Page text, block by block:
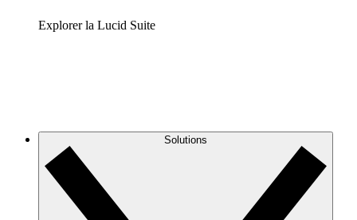
Explorer la Lucid Suite
Solutions